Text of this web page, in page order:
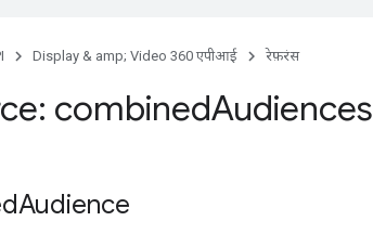
Display & amp; Video 360 एपीआई रेफ़रंस
combinedAudiences
Audience